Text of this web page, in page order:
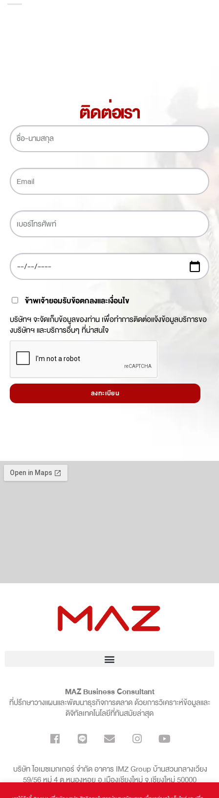
ติดต่อเรา
ข้าพเจ้ายอมรับข้อตกลงและเงื่อนไข
บริษัทฯ จะจัดเก็บข้อมูลของท่าน เพื่อทำการติดต่อแจ้งข้อมูลบริการขอ
งบริษัทฯ และบริการอื่นๆ ที่น่าสนใจ
ลงทะเบียน
MAZ Business Consultant
ที่ปรึกษาวางแผนและพัฒนาธุรกิจการตลาด ด้วยการวิเคราะห์ข้อมูลและ
ดิจิทัลเทคโนโลยีที่ทันสมัยล่าสุด
บริษัท ไอเมซเมกเกอร์ จำกัด อาคาร IMZ Group บ้านสวนกลางเวียง
59/56 หมู่ 4 ต.หนองหอย อ.เมืองเชียงใหม่ จ.เชียงใหม่ 50000